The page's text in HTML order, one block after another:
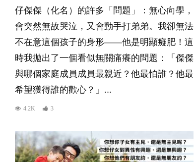
仔傑傑（化名）的許多「問題」：無心向學，
會突然無故哭泣，又會動手打弟弟。我卻無法
不在意這個孩子的身形——他是明顯癡肥！這
時我拋出了一個看似無關痛癢的問題：「傑傑
與哪個家庭成員成員最親近？他最怕誰？他最
希望獲得誰的歡心？」...
4.2K 3